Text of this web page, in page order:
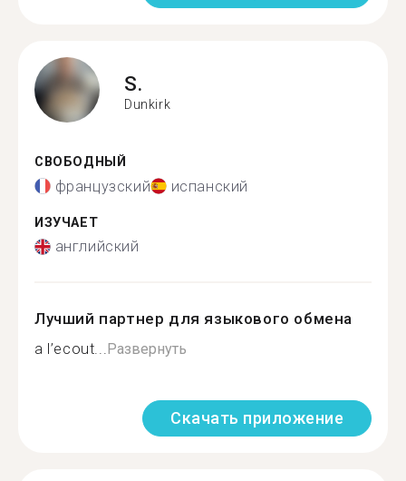
S.
Dunkirk
СВОБОДНЫЙ
французский испанский
ИЗУЧАЕТ
английский
Лучший партнер для языкового обмена
a l’ecout...Развернуть
Скачать приложение